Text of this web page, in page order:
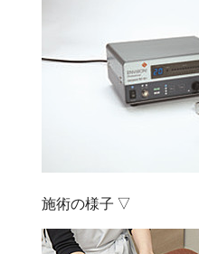
施術の様子 ▽